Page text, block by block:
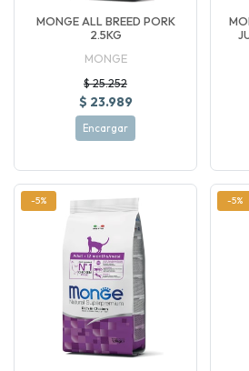
MONGE ALL BREED PORK
2.5KG
MONGE
$ 25.252
$ 23.989
Encargar
-5% -5%